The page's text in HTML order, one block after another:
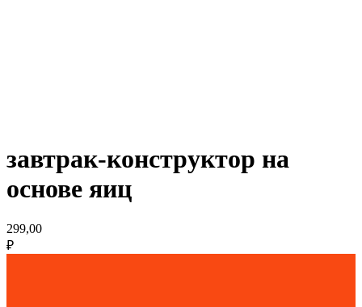
завтрак-конструктор на
основе яиц
299,00
₽